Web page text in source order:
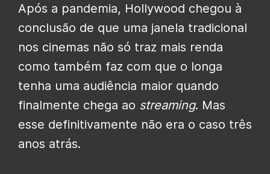
Após a pandemia, Hollywood chegou à
conclusão de que uma janela tradicional
nos cinemas não só traz mais renda
como também faz com que o longa
tenha uma audiência maior quando
finalmente chega ao streaming. Mas
esse definitivamente não era o caso três
anos atrás.